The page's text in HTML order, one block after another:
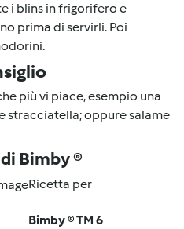
i blins in frigorifero e
prima di servirli. Poi
più vi piace, esempio una
oppure salame
Bimby ®
Ricetta per
Bimby ® TM 6